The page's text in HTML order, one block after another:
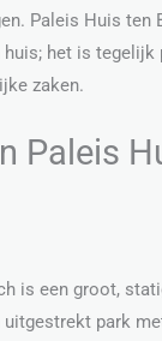
Paleis Huis ten
huis; het is tegelijk
zaken.
Paleis
is een groot,
park